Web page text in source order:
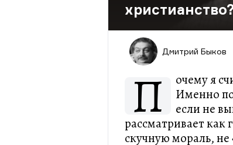
Дмитрий Быков
П
очему я
Именно
если не
рассматривает как
скучную мораль, не